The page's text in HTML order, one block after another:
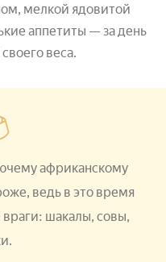
мелкой ядовитой
аппетиты — за день
веса.
африканскому
ведь в это время
шакалы, совы,